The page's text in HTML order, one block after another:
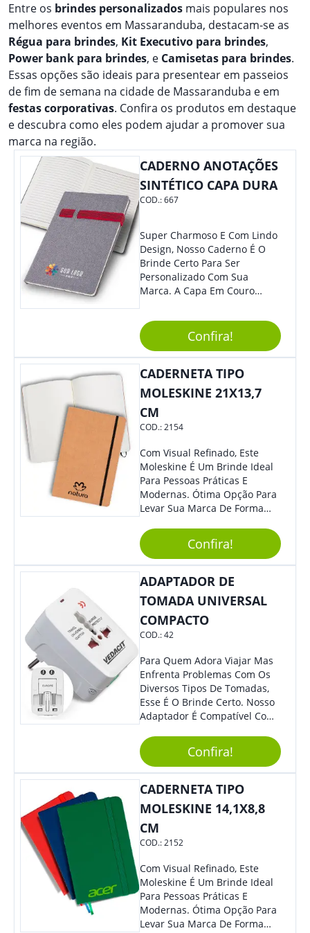
Entre os brindes personalizados mais populares nos
melhores eventos em Massaranduba, destacam-se as
Régua para brindes, Kit Executivo para brindes,
Power bank para brindes, e Camisetas para brindes.
Essas opções são ideais para presentear em passeios
de fim de semana na cidade de Massaranduba e em
festas corporativas. Confira os produtos em destaque
e descubra como eles podem ajudar a promover sua
marca na região.
CADERNO ANOTAÇÕES
SINTÉTICO CAPA DURA
COD.:667
Super Charmoso E Com Lindo
Design, Nosso Caderno É O
Brinde Certo Para Ser
Personalizado Com Sua
Marca. A Capa Em Couro
Elástico Permite Maior
Segurança Ao Carregá-Lo.
Ofereça A Seus Clientes E
Colaboradores, Sem Dúvidas
Eles Irão Adorar.
Confira!
CADERNETA TIPO
MOLESKINE 21X13,7
CM
COD.:2154
Com Visual Refinado, Este
Moleskine É Um Brinde Ideal
Para Pessoas Práticas E
Modernas. Ótima Opção Para
Levar Sua Marca De Forma
Sua Empresa Em Eventos,
Reuniões Corporativas Ou Até
Mesmo Para Presentear
Colaboradores E Parceiros De
Confira!
ADAPTADOR DE
TOMADA UNIVERSAL
COMPACTO
COD.:42
Para Quem Adora Viajar Mas
Enfrenta Problemas Com Os
Diversos Tipos De Tomadas,
Esse É O Brinde Certo. Nosso
Adaptador É Compatível Com
Diferentes Países E Com
Todas As Tensões. Em
Tamanho Compacto, É
Perfeito Para Carregar Na
Praticidade Que Todos
Precisam Em Apenas Um
Item! Demais, Não É?!
E Ofereça A Seus Clientes E
Colaboradores. Útil E
Funcional, Com Certeza Todo
Mundo Irá Amar.
Confira!
CADERNETA TIPO
MOLESKINE 14,1X8,8
CM
COD.:2152
Com Visual Refinado, Este
Moleskine É Um Brinde Ideal
Para Pessoas Práticas E
Modernas. Ótima Opção Para
Levar Sua Marca De Forma